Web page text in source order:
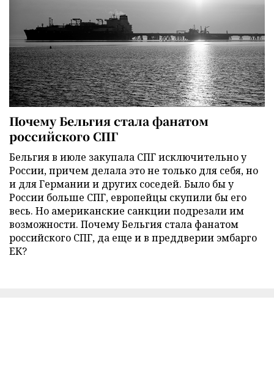
Почему Бельгия стала фанатом
российского СПГ
Бельгия в июле закупала СПГ исключительно у
России, причем делала это не только для себя, но
и для Германии и других соседей. Было бы у
России больше СПГ, европейцы скупили бы его
весь. Но американские санкции подрезали им
возможности. Почему Бельгия стала фанатом
российского СПГ, да еще и в преддверии эмбарго
ЕК?